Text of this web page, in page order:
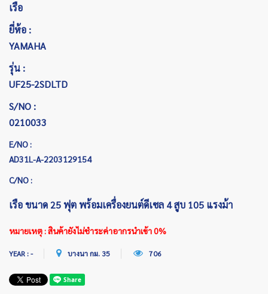
เรือ
ยี่ห้อ :
YAMAHA
รุ่น :
UF25-2SDLTD
S/NO :
0210033
E/NO :
AD31L-A-2203129154
C/NO :
เรือ ขนาด 25 ฟุต พร้อมเครื่องยนต์ดีเซล 4 สูบ 105 แรงม้า
หมายเหตุ : สินค้ายังไม่ชำระค่าอากรนำเข้า 0%
YEAR : - บางนา กม. 35 706